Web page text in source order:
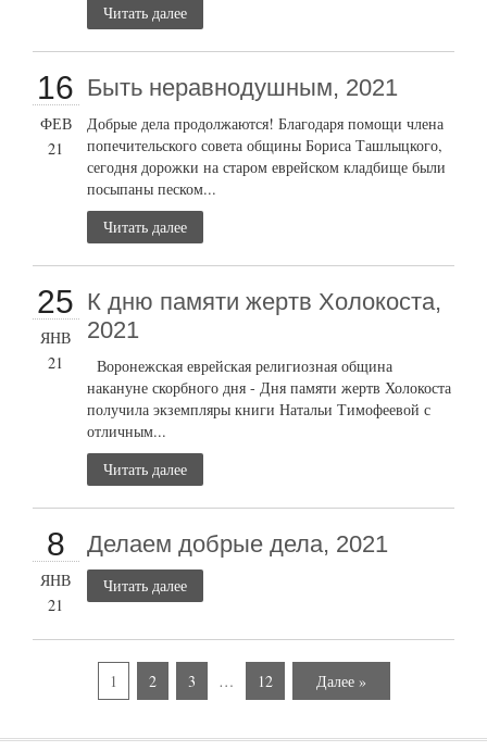
Читать далее
16
ФЕВ
21
Быть неравнодушным, 2021
Добрые дела продолжаются! Благодаря помощи члена
попечительского совета общины Бориса Ташлыцкого,
сегодня дорожки на старом еврейском кладбище были
посыпаны песком...
Читать далее
25
ЯНВ
21
К дню памяти жертв Холокоста,
2021
Воронежская еврейская религиозная община
накануне скорбного дня - Дня памяти жертв Холокоста
получила экземпляры книги Натальи Тимофеевой с
отличным...
Читать далее
8
ЯНВ
21
Делаем добрые дела, 2021
Читать далее
1 2 3 … 12 Далее »